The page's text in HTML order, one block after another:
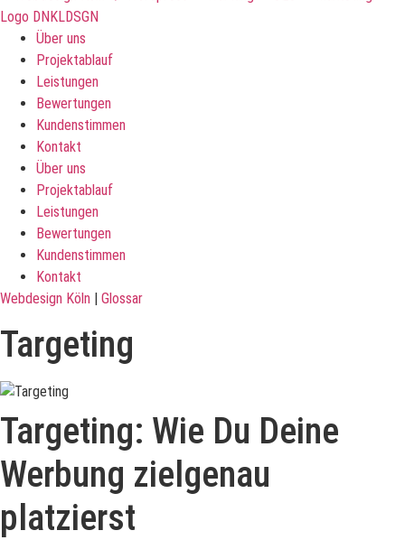
Über uns
Projektablauf
Leistungen
Bewertungen
Kundenstimmen
Kontakt
Über uns
Projektablauf
Leistungen
Bewertungen
Kundenstimmen
Kontakt
Webdesign Köln
Glossar
Targeting
Targeting: Wie Du Deine
Werbung zielgenau
platzierst